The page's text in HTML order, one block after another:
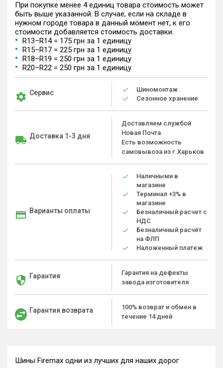
При покупке менее 4 единиц товара стоимость может
быть выше указанной. В случае, если на складе в
нужном городе товара в данный момент нет, к его
стоимости добавляется стоимость доставки.
R13–R14 = 175 грн за 1 единицу
R15–R17 = 225 грн за 1 единицу
R18–R19 = 250 грн за 1 единицу
R20–R22 = 250 грн за 1 единицу
Сервис
Шиномонтаж
Сезонное хранение
Доставка 1-3 дня
Доставляем службой
Новая Почта
Есть возможность
самовывоза из г.Харьков
Варианты оплаты
Наличными в
магазине
Терминал +3% в
магазине
Безналичный расчет с
НДС
Безналичный расчёт
на ФЛП
Наложенный платеж
Гарантия
Гарантия на дефекты
завода изготовителя
Гарантия возврата
100% возврат и обмен в
течение 14 дней
Шины Firemax одни из лучших для наших дорог